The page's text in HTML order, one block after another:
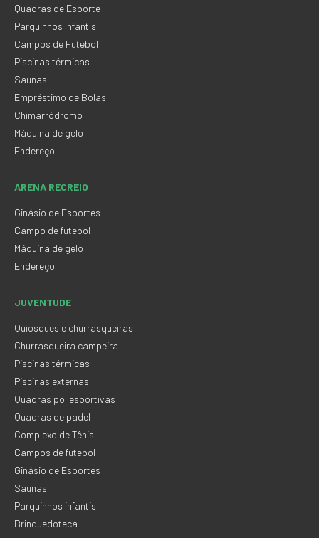
Quadras de Esporte
Parquinhos infantis
Campos de Futebol
Piscinas térmicas
Saunas
Empréstimo de Bolas
Chimarródromo
Máquina de gelo
Endereço
ARENA RECREIO
Ginásio de Esportes
Campo de futebol
Máquina de gelo
Endereço
JUVENTUDE
Quiosques e churrasqueiras
Churrasqueira campeira
Piscinas térmicas
Piscinas externas
Quadras poliesportivas
Quadras de padel
Complexo de Tênis
Campos de futebol
Ginásio de Esportes
Saunas
Parquinhos infantis
Brinquedoteca